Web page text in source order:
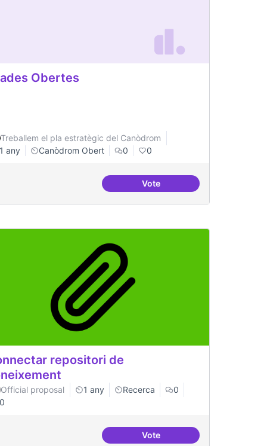
Jussana per fer formacions
Obertes
Treballem el pla estratègic del Canòdrom
1 any
Canòdrom Obert 0 0
VoteGrades Obertes
del postgrau
repositori de
Official proposal 1 any Recerca
0
0
VoteConnectar repositori de